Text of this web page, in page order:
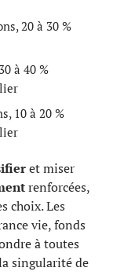
20 à 30 %
à 40 %
10 à 20 %
et miser
renforcées,
choix. Les
vie, fonds
à toutes
singularité de